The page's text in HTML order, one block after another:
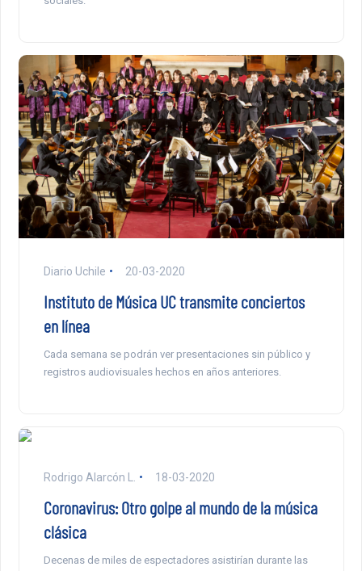
Diario Uchile 20-03-2020
Instituto de Música UC transmite conciertos
en línea
Cada semana se podrán ver presentaciones sin público y
registros audiovisuales hechos en años anteriores.
Rodrigo Alarcón L. 18-03-2020
Coronavirus: Otro golpe al mundo de la música
clásica
Decenas de miles de espectadores asistirían durante las